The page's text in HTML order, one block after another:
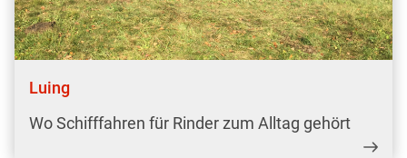
Luing
Wo Schifffahren für Rinder zum Alltag gehört